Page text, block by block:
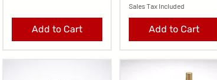
Add to Cart
Sales Tax Included
Add to Cart